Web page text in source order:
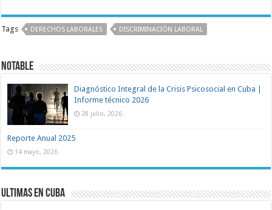
Tags DERECHOS LABORALES DISCRIMINACIÓN LABORAL
Notable
Diagnóstico Integral de la Crisis Psicosocial en Cuba |
Informe técnico 2026
28 julio, 2026
Reporte Anual 2025
14 mayo, 2026
Ultimas en Cuba